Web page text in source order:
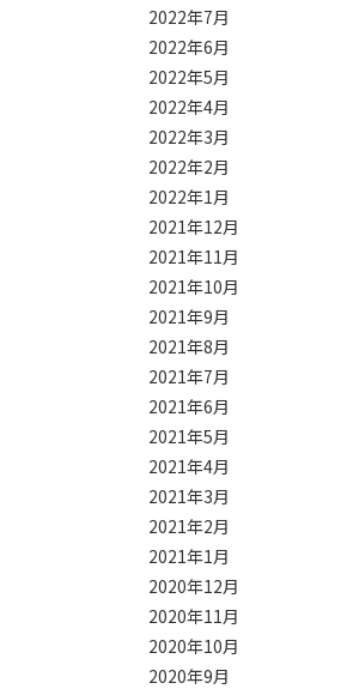
2022年7月
2022年6月
2022年5月
2022年4月
2022年3月
2022年2月
2022年1月
2021年12月
2021年11月
2021年10月
2021年9月
2021年8月
2021年7月
2021年6月
2021年5月
2021年4月
2021年3月
2021年2月
2021年1月
2020年12月
2020年11月
2020年10月
2020年9月